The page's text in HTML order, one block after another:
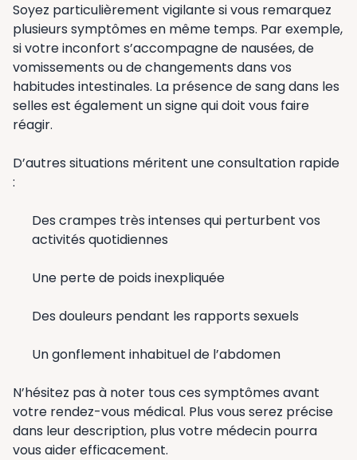
Soyez particulièrement vigilante si vous remarquez
plusieurs symptômes en même temps. Par exemple,
si votre inconfort s’accompagne de nausées, de
vomissements ou de changements dans vos
habitudes intestinales. La présence de sang dans les
selles est également un signe qui doit vous faire
réagir.
D’autres situations méritent une consultation rapide
:
Des crampes très intenses qui perturbent vos
activités quotidiennes
Une perte de poids inexpliquée
Des douleurs pendant les rapports sexuels
Un gonflement inhabituel de l’abdomen
N’hésitez pas à noter tous ces symptômes avant
votre rendez-vous médical. Plus vous serez précise
dans leur description, plus votre médecin pourra
vous aider efficacement.